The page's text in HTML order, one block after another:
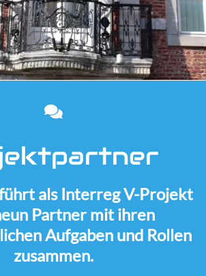
als Interreg V-Projekt
Partner mit ihren
Aufgaben und Rollen
zusammen.